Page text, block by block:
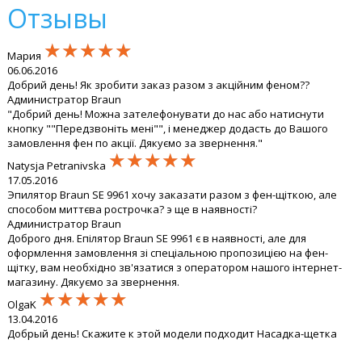
Отзывы
Мария ★★★★★
★★★★★
★★★★★
06.06.2016
Добрий день! Як зробити заказ разом з акційним феном??
Администратор Braun
"Добрий день! Можна зателефонувати до нас або натиснути
кнопку ""Передзвоніть мені"", і менеджер додасть до Вашого
замовлення фен по акції. Дякуємо за звернення."
Natysja Petranivska ★★★★★
★★★★★
★★★★★
17.05.2016
Эпилятор Braun SE 9961 хочу заказати разом з фен-щіткою, але
способом миттєва рострочка? э ще в наявності?
Администратор Braun
Доброго дня. Епілятор Braun SE 9961 є в наявності, але для
оформлення замовлення зі спеціальною пропозицією на фен-
щітку, вам необхідно зв'язатися з оператором нашого інтернет-
магазину. Дякуємо за звернення.
OlgaK ★★★★★
★★★★★
★★★★★
13.04.2016
Добрый день! Скажите к этой модели подходит Насадка-щетка